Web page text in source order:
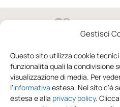
Gestisci
Questo sito utilizza cookie
funzionalità quali la condivisione
visualizzazione di media. Per
l'informativa estesa. Nel sito c'è
estesa e alla privacy policy.
via Domenico Raccuini
0746.246652
dal lunedì al sabato